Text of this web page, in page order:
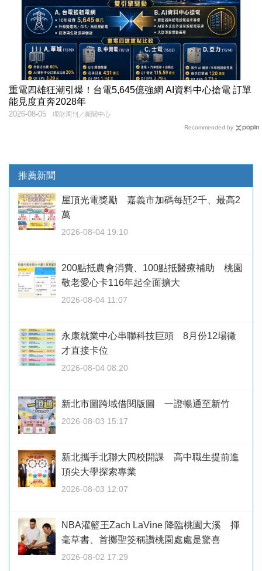
重電四雄狂潮引爆！台電5,645億強網 AI資料中心搶電 訂單
能見度直奔2028年
理財周刊／新聞中心
2026-08-05
Recommended by
推薦新聞
屋頂光電獎勵 嘉義市加碼每瓩2千、最高2
萬
2026-08-04 19:10
200點抵農會消費、100點抵醫療補助 桃園
敬老愛心卡116年起全面擴大
2026-08-04 11:07
永康就業中心串聯科技巨頭 8月份12場徵
才直接卡位
2026-08-04 08:20
新北市圖跨域借閱版圖 一證暢通至新竹
2026-08-03 15:17
新北攜手北聯大四校開課 高中職生提前進
頂尖大學探索專業
2026-08-03 12:07
NBA灌籃王Zach LaVine 降臨桃園大溪 揮
毫草書、首擲聖筊稱讚桃園處處是驚喜
2026-08-02 17:29